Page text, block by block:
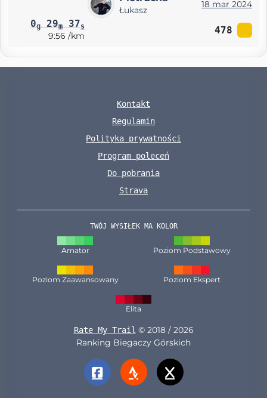
Łukasz
18 mar 2024
0g29m37s
9:56 /km
478
Kontakt
Regulamin
Polityka prywatności
Program poleceń
Do pobrania
Strava
TWÓJ WYSIŁEK MA KOLOR
Amator Poziom Podstawowy
Poziom Zaawansowany Poziom Ekspert
Elita
Rate My Trail © 2018 / 2026
Ranking Biegaczy Górskich